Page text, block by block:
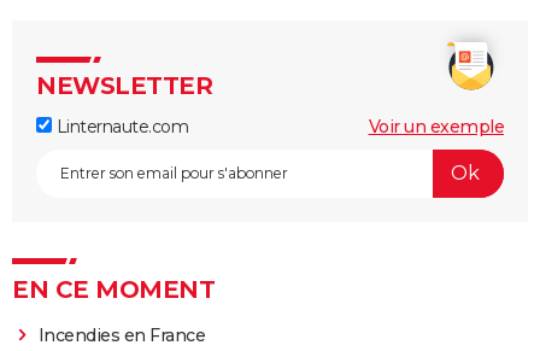
NEWSLETTER
Linternaute.com Voir un exemple
EN CE MOMENT
Incendies en France